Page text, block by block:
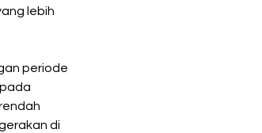
lebih
periode
di